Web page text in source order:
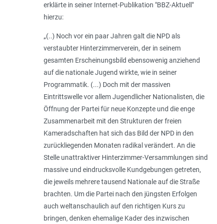
erklärte in seiner Internet-Publikation "BBZ-Aktuell"
hierzu:
„(..) Noch vor ein paar Jahren galt die NPD als
verstaubter Hinterzimmerverein, der in seinem
gesamten Erscheinungsbild ebensowenig anziehend
auf die nationale Jugend wirkte, wie in seiner
Programmatik. (...) Doch mit der massiven
Eintrittswelle vor allem Jugendlicher Nationalisten, die
Öffnung der Partei für neue Konzepte und die enge
Zusammenarbeit mit den Strukturen der freien
Kameradschaften hat sich das Bild der NPD in den
zurückliegenden Monaten radikal verändert. An die
Stelle unattraktiver Hinterzimmer-Versammlungen sind
massive und eindrucksvolle Kundgebungen getreten,
die jeweils mehrere tausend Nationale auf die Straße
brachten. Um die Partei nach den jüngsten Erfolgen
auch weltanschaulich auf den richtigen Kurs zu
bringen, denken ehemalige Kader des inzwischen